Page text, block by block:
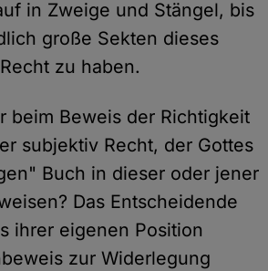
in Zweige und Stängel, bis
große Sekten dieses
zu haben.
beim Beweis der Richtigkeit
subjektiv Recht, der Gottes
Buch in dieser oder jener
Das Entscheidende
ihrer eigenen Position
zur Widerlegung